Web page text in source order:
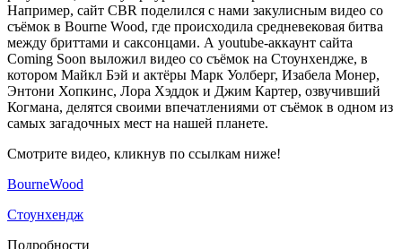
Например, сайт CBR поделился с нами закулисным видео со
съёмок в Bourne Wood, где происходила средневековая битва
между бриттами и саксонцами. А youtube-аккаунт сайта
Coming Soon выложил видео со съёмок на Стоунхендже, в
котором Майкл Бэй и актёры Марк Уолберг, Изабела Монер,
Энтони Хопкинс, Лора Хэддок и Джим Картер, озвучивший
Когмана, делятся своими впечатлениями от съёмок в одном из
самых загадочных мест на нашей планете.
Смотрите видео, кликнув по ссылкам ниже!
BourneWood
Стоунхендж
Подробности